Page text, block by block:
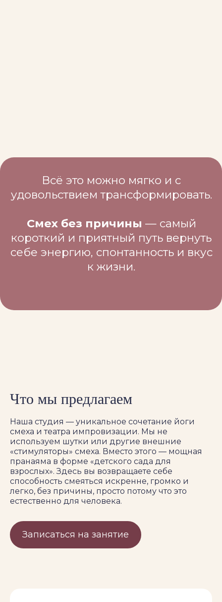
Что мы предлагаем
Наша студия — уникальное сочетание йоги
смеха и театра импровизации. Мы не
используем шутки или другие внешние
«стимуляторы» смеха. Вместо этого — мощная
пранаяма в форме «детского сада для
взрослых». Здесь вы возвращаете себе
способность смеяться искренне, громко и
легко, без причины, просто потому что это
естественно для человека.
Записаться на занятие
Ведущий